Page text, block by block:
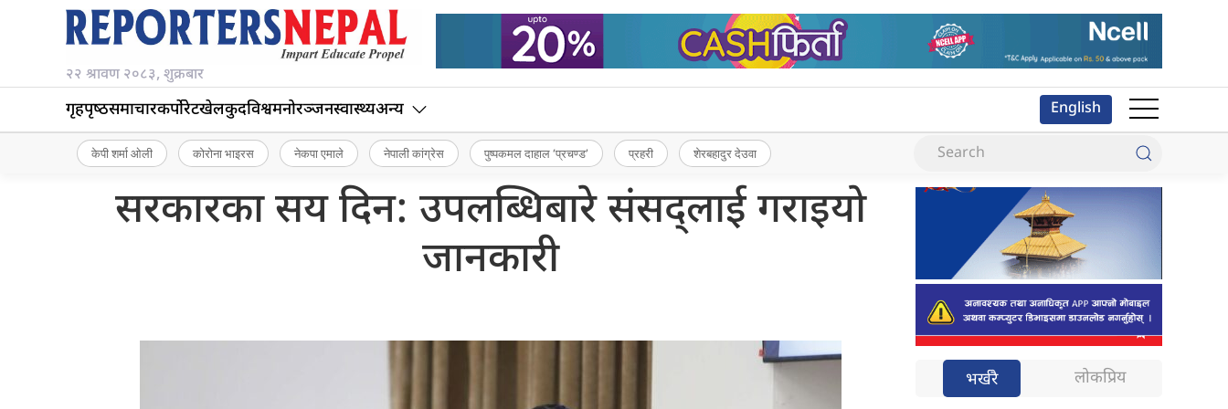
२२ श्रावण २०८३, शुक्रबार
गृहपृष्‍ठसमाचारकर्पोरेटखेलकुदविश्वमनोरञ्जनस्वास्थ्यअन्य English
केपी शर्मा ओली कोरोना भाइरस नेकपा एमाले नेपाली कांग्रेस पुष्पकमल दाहाल ‘प्रचण्ड’ प्रहरी शेरबहादुर देउवा
सरकारका सय दिन: उपलब्धिबारे संसद्लाई गराइयाे
जानकारी
भर्खरै लोकप्रिय